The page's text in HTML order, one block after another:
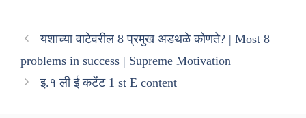
यशाच्या वाटेवरील 8 प्रमुख अडथळे कोणते? | Most 8
problems in success | Supreme Motivation
इ.१ ली ई कटेंट 1 st E content